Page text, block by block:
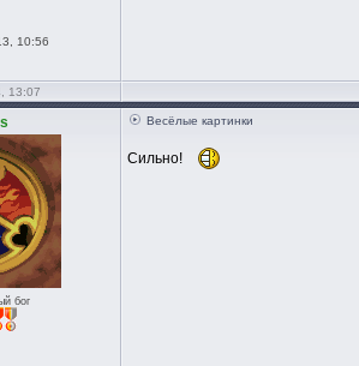
10:56
13:07
бог
Весёлые картинки
Сильно!